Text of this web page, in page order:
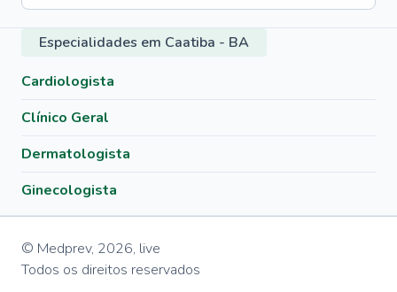
Especialidades em Caatiba - BA
Cardiologista
Clínico Geral
Dermatologista
Ginecologista
© Medprev, 2026, live
Todos os direitos reservados